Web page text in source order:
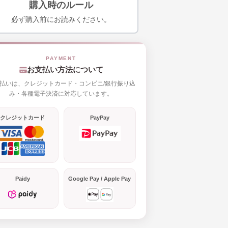
購入時のルール
必ず購入前にお読みください。
お支払い方法について
いは、クレジットカード・コンビニ/銀行振り込
み・各種電子決済に対応しています。
クレジットカード PayPay
Paidy Google Pay / Apple Pay